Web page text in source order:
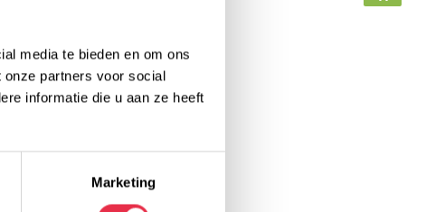
media te bieden en om ons
partners voor social
informatie die u aan ze heeft
Marketing